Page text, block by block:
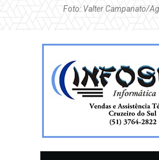
Foto: Valter Campanato/